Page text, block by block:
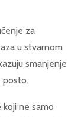
za
u stvarnom
smanjenje
posto.
ne samo